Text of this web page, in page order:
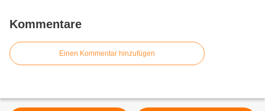
Kommentare
Einen Kommentar hinzufügen